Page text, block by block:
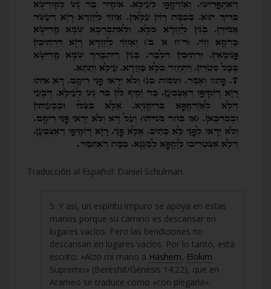
Traducción al Español: Daniel Schulman
5. Y así, un espíritu impuro se apoya en estas
manos porque su camino es descansar en
lugares vacíos. Pero las bendiciones no
descansan en lugares vacíos. Por lo tanto, está
escrito: «Alzo mi mano a Hashem, Elokim
Supremo» (Bereshit/Génesis 14:22), que en
Arameo se traduce como «con plegaria».